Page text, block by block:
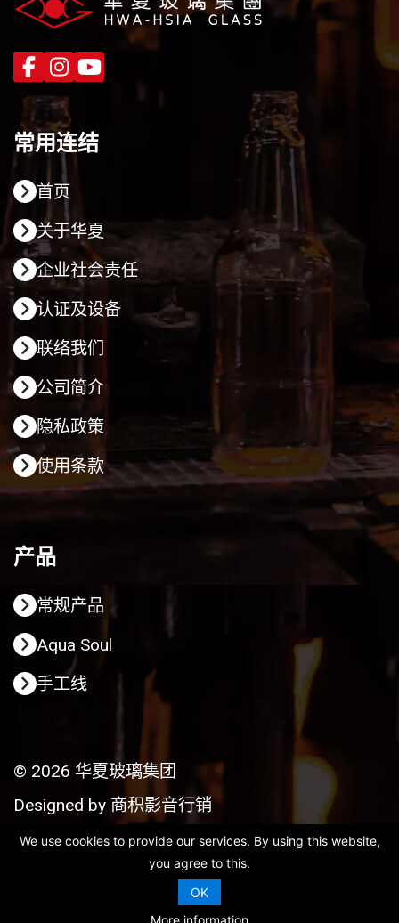
常用连结
首页
关于华夏
企业社会责任
认证及设备
联络我们
公司简介
隐私政策
使用条款
产品
常规产品
Aqua Soul
手工线
© 2026 华夏玻璃集团
Designed by 商积影音行销
We use cookies to provide our services. By using this website,
you agree to this.
OK
More information